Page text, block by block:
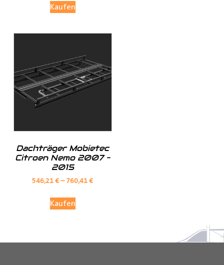
Design, seinem integrierten Schloss und seiner
vielseitigen Anwendung ist es die ultimative Lösung für
den Transport von Kupferrohren, Kunststoffrohren,
Leitungen, Holzlatten und vielem mehr auf dem Dach
IhresTransporters
Kontaktieren Sie uns per E-Mail unter
05251 29 70 9-90.
Kaufen
Dachträger Mobietec
Citroen Nemo 2007 –
2015
546,21€–760,41€
Kaufen